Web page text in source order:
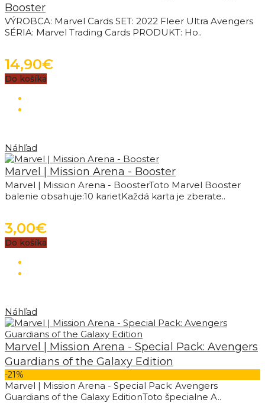
Booster
VÝROBCA: Marvel Cards SET: 2022 Fleer Ultra Avengers
SÉRIA: Marvel Trading Cards PRODUKT: Ho..
14,90€
Do košíka
Náhľad
Marvel | Mission Arena - Booster
Marvel | Mission Arena - BoosterToto Marvel Booster
balenie obsahuje:10 karietKaždá karta je zberate..
3,00€
Do košíka
Náhľad
Marvel | Mission Arena - Special Pack: Avengers
Guardians of the Galaxy Edition
-21%
Marvel | Mission Arena - Special Pack: Avengers
Guardians of the Galaxy EditionToto špecialne A..